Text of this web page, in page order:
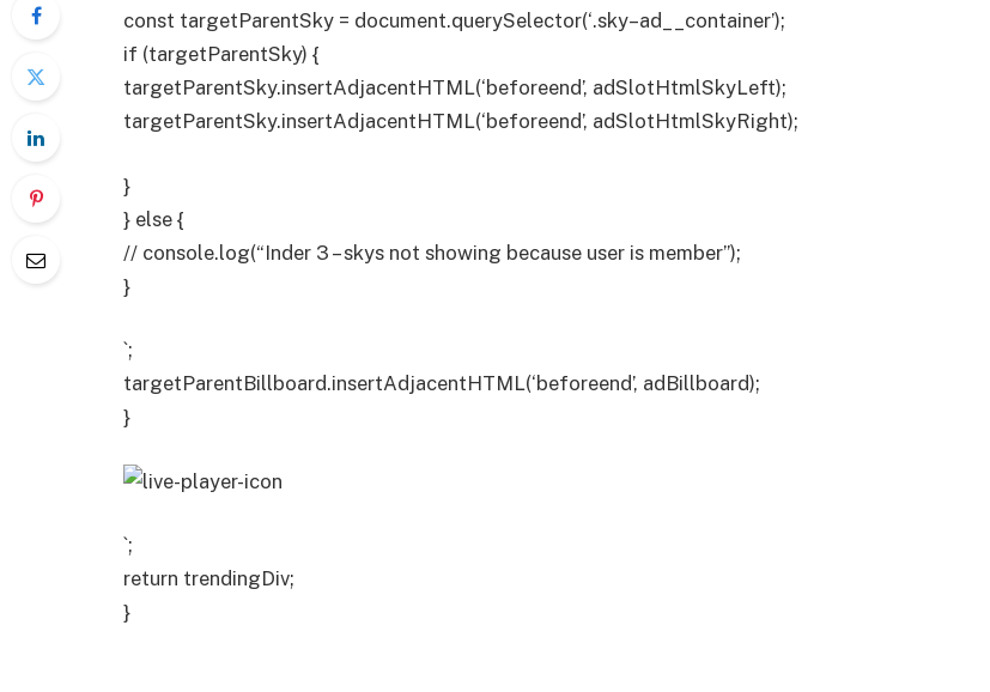
const targetParentSky = document.querySelector(‘.sky–ad__container’);
if (targetParentSky) {
targetParentSky.insertAdjacentHTML(‘beforeend’, adSlotHtmlSkyLeft);
targetParentSky.insertAdjacentHTML(‘beforeend’, adSlotHtmlSkyRight);
}
} else {
// console.log(“Inder 3 – skys not showing because user is member”);
}
`;
targetParentBillboard.insertAdjacentHTML(‘beforeend’, adBillboard);
}
`;
return trendingDiv;
}